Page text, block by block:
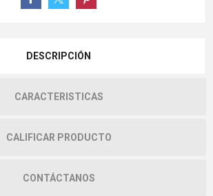
DESCRIPCIÓN
CARACTERISTICAS
CALIFICAR PRODUCTO
CONTÁCTANOS